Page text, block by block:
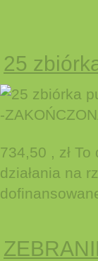
25
734,50 , zł
działania na